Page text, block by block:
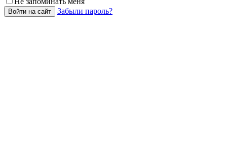
Войти на сайт Забыли пароль?